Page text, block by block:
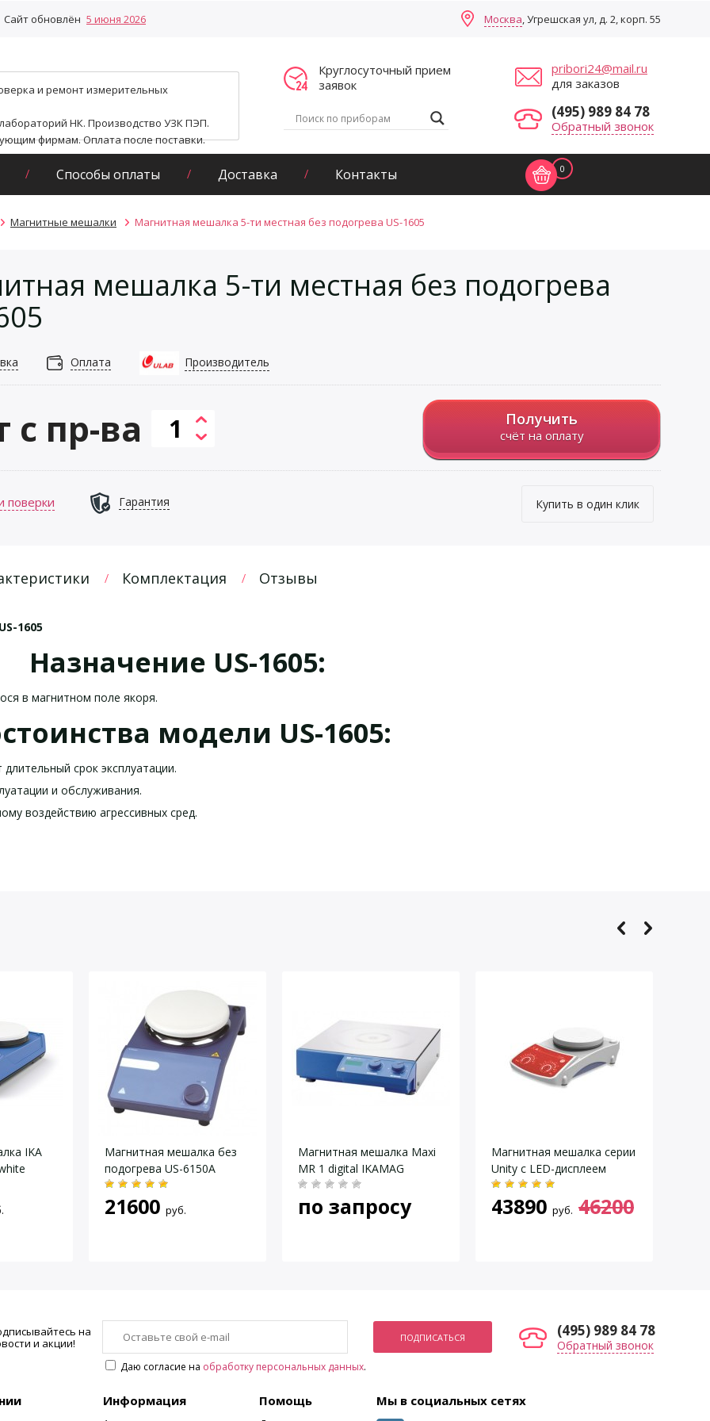
Сайт обновлён 5 июня 2026 Москва, Угрешская ул, д. 2, корп. 55
и ремонт измерительных
НК. Производство УЗК ПЭП.
фирмам. Оплата после поставки.
Круглосуточный прием
заявок
pribori24@mail.ru
для заказов
(495) 989 84 78
Обратный звонок
Способы оплаты Доставка Контакты 0
Магнитные мешалки Магнитная мешалка 5-ти местная без подогрева US-1605
мешалка 5-ти местная без подогрева
Оплата Производитель
с пр-ва Получить
счёт на оплату
Купить в один клик
поверки Гарантия
Комплектация Отзывы
1605
Назначение US-1605:
в магнитном поле якоря.
модели US-1605:
срок эксплуатации.
и обслуживания.
воздействию агрессивных сред.
нет
20
цифровой
нет
сталь покрытая порошковой краской
алюминиевый сплав
560х150х70
2,8
IKA
Магнитная мешалка без
подогрева US-6150A
21600 руб.
Магнитная мешалка Maxi
MR 1 digital IKAMAG
по запросу
Магнитная мешалка серии
Unity с LED-дисплеем
43890 руб. 46200
на
и акции!
Даю согласие на обработку персональных данных.
(495) 989 84 78
Обратный звонок
Информация Помощь Мы в социальных сетях